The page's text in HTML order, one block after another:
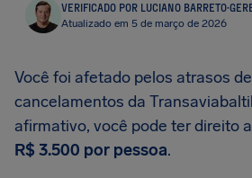
VERIFICADO POR LUCIANO BARRETO·
Atualizado em 5 de março de 2026
Você foi afetado pelos atrasos
cancelamentos da
afirmativo, você pode ter direito
R$ 3.500 por pessoa.